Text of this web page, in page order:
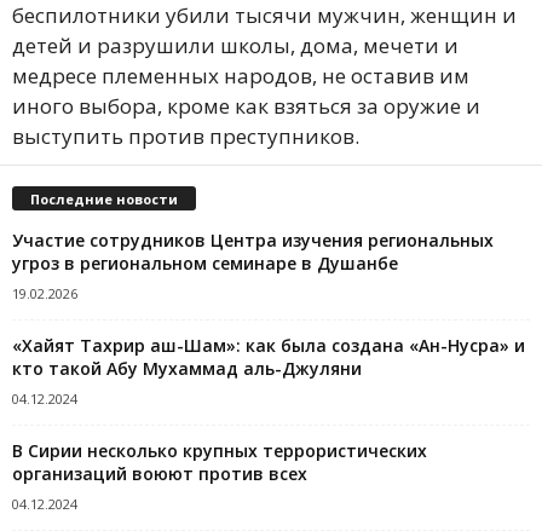
беспилотники убили тысячи мужчин, женщин и
детей и разрушили школы, дома, мечети и
медресе племенных народов, не оставив им
иного выбора, кроме как взяться за оружие и
выступить против преступников.
Последние новости
Участие сотрудников Центра изучения региональных
угроз в региональном семинаре в Душанбе
19.02.2026
«Хайят Тахрир аш-Шам»: как была создана «Ан-Нусра» и
кто такой Абу Мухаммад аль-Джуляни
04.12.2024
В Сирии несколько крупных террористических
организаций воюют против всех
04.12.2024